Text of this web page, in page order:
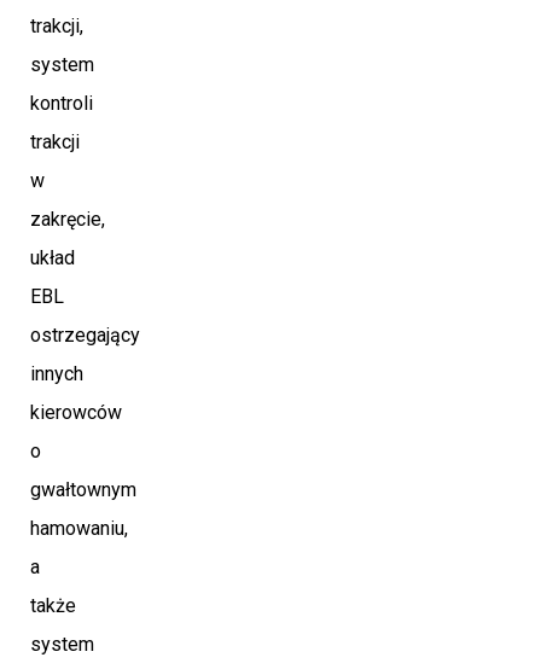
trakcji,
system
kontroli
trakcji
w
zakręcie,
układ
EBL
ostrzegający
innych
kierowców
o
gwałtownym
hamowaniu,
a
także
system